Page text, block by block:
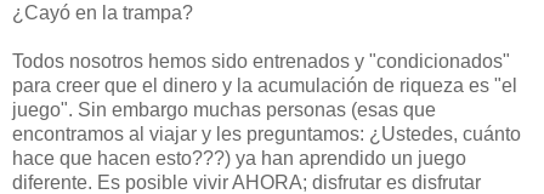
¿Cayó en la trampa?
Todos nosotros hemos sido entrenados y "condicionados"
para creer que el dinero y la acumulación de riqueza es "el
juego". Sin embargo muchas personas (esas que
encontramos al viajar y les preguntamos: ¿Ustedes, cuánto
hace que hacen esto???) ya han aprendido un juego
diferente. Es posible vivir AHORA; disfrutar es disfrutar